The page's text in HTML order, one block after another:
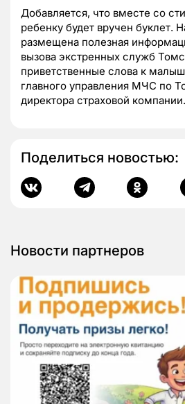
Добавляется, что вместе со
ребенку будет вручен буклет.
размещена полезная
вызова экстренных служб
приветственные слова к
главного управления МЧС по
директора страховой компании.
Поделиться новостью:
Новости партнеров